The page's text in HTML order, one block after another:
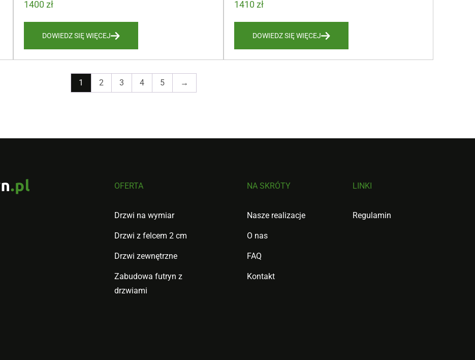
1400zł
DOWIEDZ SIĘ WIĘCEJ
1410 zł
DOWIEDZ SIĘ WIĘCEJ
1 2 3 4 5 →
OFERTA
Drzwi na wymiar
Drzwi z felcem 2 cm
Drzwi zewnętrzne
Zabudowa futryn z
drzwiami
NA SKRÓTY
Nasze realizacje
O nas
FAQ
Kontakt
LINKI
Regulamin